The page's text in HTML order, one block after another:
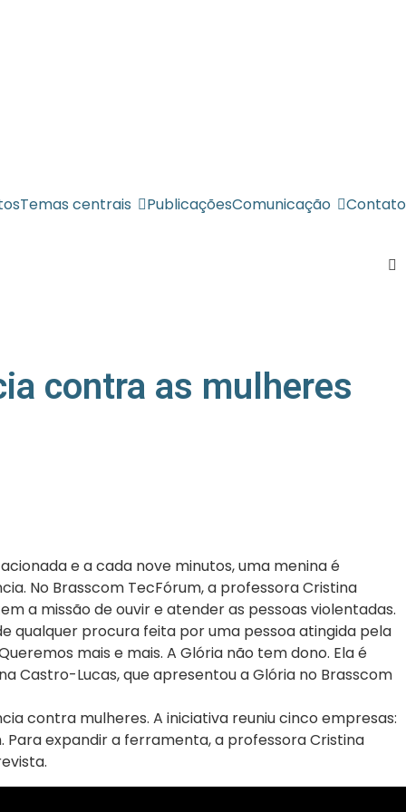
Temas centrais PublicaçõesComunicação Contato
contra as mulheres
e a cada nove minutos, uma menina é
No Brasscom TecFórum, a professora Cristina
a missão de ouvir e atender as pessoas violentadas.
qualquer procura feita por uma pessoa atingida pela
mais e mais. A Glória não tem dono. Ela é
Castro-Lucas, que apresentou a Glória no Brasscom
contra mulheres. A iniciativa reuniu cinco empresas:
Para expandir a ferramenta, a professora Cristina